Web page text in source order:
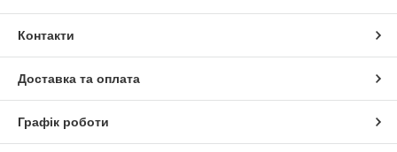
Контакти
Доставка та оплата
Графік роботи